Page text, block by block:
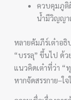
ควบคุมภูติ
น้ำมีวิญญา
หลายคัมภีร์เต๋าอ
“บรรลุ” ขึ้นไป ด้
แนวคิดเต๋าที่ว่า “
หากจัดสรรกาย–ใ